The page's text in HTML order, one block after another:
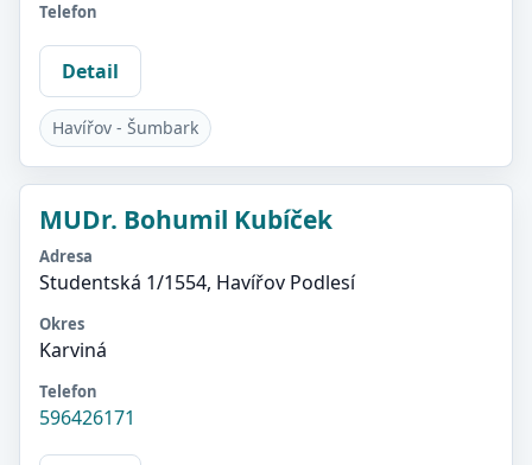
Telefon
Detail
Havířov - Šumbark
MUDr. Bohumil Kubíček
Adresa
Studentská 1/1554, Havířov Podlesí
Okres
Karviná
Telefon
596426171